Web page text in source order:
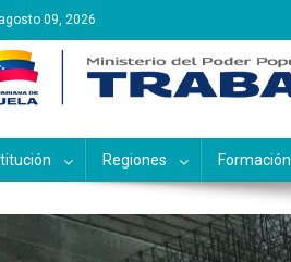
09, 2026
Nacional de
Regiones Formación